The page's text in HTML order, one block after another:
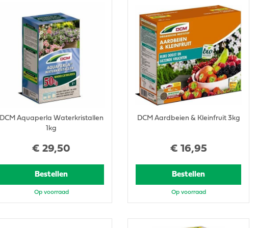
€ 29,50
DCM Aquaperla Waterkristallen
1kg
Bestellen
Op voorraad
€ 16,95
DCM Aardbeien & Kleinfruit 3kg
Bestellen
Op voorraad